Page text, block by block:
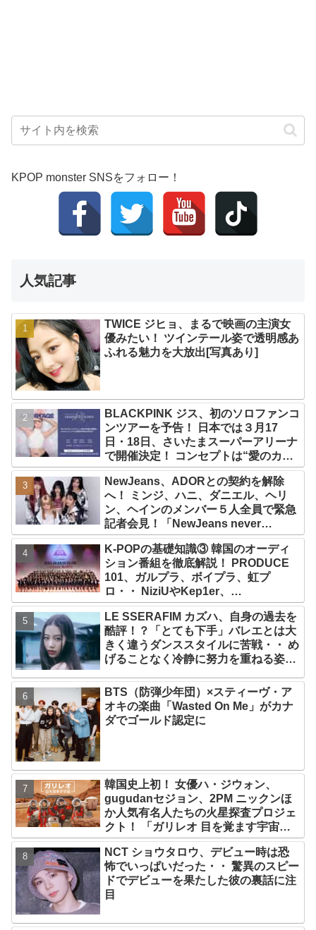
KPOP monster SNSをフォロー！
人気記事
TWICE ジヒョ、まるで映画の主演女
優みたい！ ツインテール姿で透明感あ
ふれる魅力を大放出[写真あり]
BLACKPINK ジス、初のソロファンコ
ンツアーを予告！ 日本では３月17
日・18日、さいたまスーパーアリーナ
で開催決定！ コンセプトは“愛のカケ
ラ”！？ 14日には新アルバム
『AMORTAGE』もリリース
NewJeans、ADORとの契約を解除
へ！ ミンジ、ハニ、ダニエル、ヘリ
ン、ヘインのメンバー５人全員で緊急
記者会見！「NewJeans never
dies!」と微笑みの宣言！ ADOR側、
2029年まで契約有効と主張
K-POPの基礎知識③ 韓国のオーディ
ション番組を徹底解説！ PRODUCE
101、ガルプラ、ボイプラ、虹プ
ロ・・ NiziUやKep1er、
ZEROBASEONEら人気グループが
続々と誕生！ JO1やINI、ME:Iを生ん
だ日プまで一挙紹介
LE SSERAFIM カズハ、自身の過去を
酷評！？「とても下手」バレエとは大
きく違うダンススタイルに苦戦・・ め
げることなく冷静に努力を重ねる姿に
BTS（防弾少年団）×スティーヴ・ア
オキの楽曲「Wasted On Me」がカナ
ダでゴールド認定に
韓国史上初！ 女優ハ・ジウォン、
gugudanセジョン、2PM ニックンほ
か人気有名人たちの火星探査プロジェ
クト！ 「ガリレオ 目を覚ます宇宙」
10月10日（水）日本初放送決定
NCT ショウタロウ、デビュー時は恐
怖でいっぱいだった・・ 驚異のスピー
ドでデビューを果たした彼の裏話に注
目